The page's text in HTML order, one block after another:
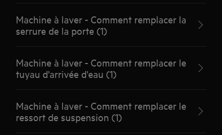
Machine à laver - Comment remplacer la
serrure de la porte (1)
Machine à laver - Comment remplacer le
tuyau d'arrivée d'eau (1)
Machine à laver - Comment remplacer le
ressort de suspension (1)